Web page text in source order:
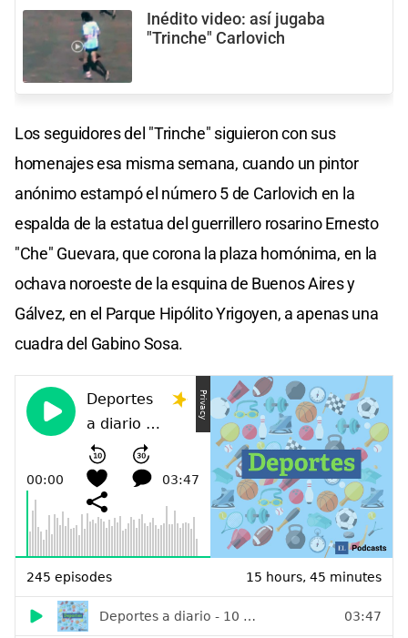
Inédito video: así jugaba
"Trinche" Carlovich
Los seguidores del "Trinche" siguieron con sus
homenajes esa misma semana, cuando un pintor
anónimo estampó el número 5 de Carlovich en la
espalda de la estatua del guerrillero rosarino Ernesto
"Che" Guevara, que corona la plaza homónima, en la
ochava noroeste de la esquina de Buenos Aires y
Gálvez, en el Parque Hipólito Yrigoyen, a apenas una
cuadra del Gabino Sosa.